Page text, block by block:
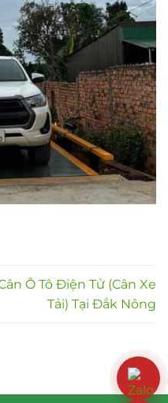
Ô Tô Điện Tử (Cân Xe
Tải) Tại Đắk Nông